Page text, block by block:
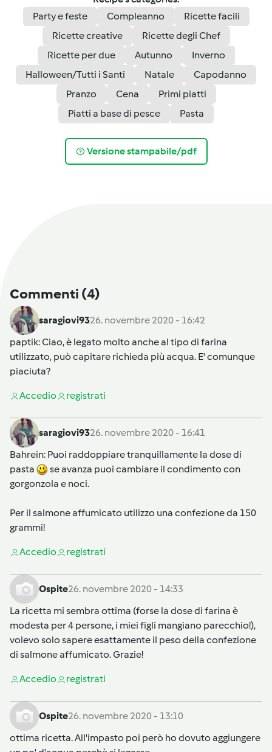
Party e feste
Compleanno
Ricette facili
Ricette creative
Ricette degli Chef
Ricette per due
Autunno
Inverno
Halloween/Tutti i Santi
Natale
Capodanno
Pranzo
Cena
Primi piatti
Piatti a base di pesce
Pasta
Versione stampabile/pdf
Commenti (4)
saragiovi9326. novembre 2020 - 16:42
paptik: Ciao, è legato molto anche al tipo di farina
utilizzato, può capitare richieda più acqua. E' comunque
piaciuta?
Accedio registrati
saragiovi9326. novembre 2020 - 16:41
Bahrein: Puoi raddoppiare tranquillamente la dose di
pasta
se avanza puoi cambiare il condimento con
gorgonzola e noci.
Per il salmone affumicato utilizzo una confezione da 150
grammi!
Accedio registrati
Ospite26. novembre 2020 - 14:33
La ricetta mi sembra ottima (forse la dose di farina è
modesta per 4 persone, i miei figli mangiano parecchio!),
volevo solo sapere esattamente il peso della confezione
di salmone affumicato. Grazie!
Accedio registrati
Ospite26. novembre 2020 - 13:10
ottima ricetta. All'impasto poi però ho dovuto aggiungere